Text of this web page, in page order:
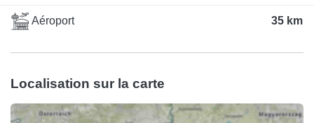
Aéroport 35 km
Localisation sur la carte